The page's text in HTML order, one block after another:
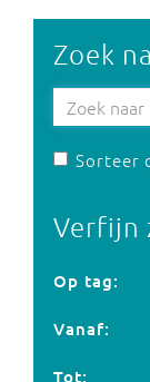
Zoek
Sorteer
Verfijn
Op tag:
Vanaf:
Tot: